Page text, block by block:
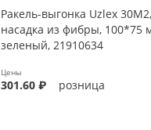
Ракель-выгонка Uzlex
насадка из фибры, 100*75
зеленый, 21910634
Цены
301.60 ₽ розница